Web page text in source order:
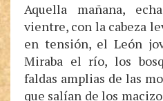
Aquella mañana,
vientre, con la cabeza
en tensión, el León
Miraba el río, los
faldas amplias de las
que salían de los